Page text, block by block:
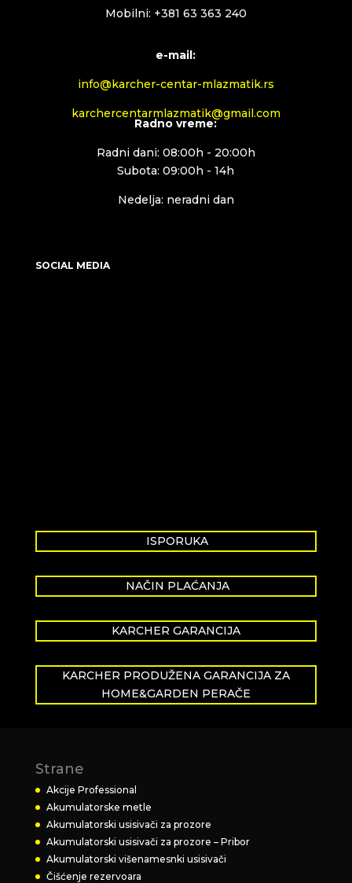
Mobilni: +381 63 363 240
e-mail:
info@karcher-centar-mlazmatik.rs
karchercentarmlazmatik@gmail.com
Radno vreme:
Radni dani: 08:00h - 20:00h
Subota: 09:00h - 14h
Nedelja: neradni dan
SOCIAL MEDIA
ISPORUKA
NAČIN PLAĆANJA
KARCHER GARANCIJA
KARCHER PRODUŽENA GARANCIJA ZA
HOME&GARDEN PERAČE
Strane
Akcije Professional
Akumulatorske metle
Akumulatorski usisivači za prozore
Akumulatorski usisivači za prozore – Pribor
Akumulatorski višenamesnki usisivači
Čišćenje rezervoara